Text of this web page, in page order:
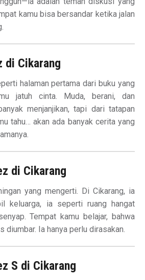
kamu bisa bersandar ketika jalan
di Cikarang
halaman pertama dari buku yang
jatuh cinta. Muda, berani, dan
menjanjikan, tapi dari tatapan
tahu… akan ada banyak cerita yang
di Cikarang
yang mengerti. Di Cikarang, ia
keluarga, ia seperti ruang hangat
Tempat kamu belajar, bahwa
diumbar. Ia hanya perlu dirasakan.
S di Cikarang